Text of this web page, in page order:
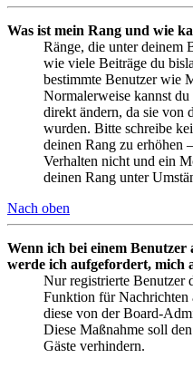
Was ist mein Rang und wie
Ränge, die unter deinem
wie viele Beiträge du
bestimmte Benutzer wie
Normalerweise kannst
direkt ändern, da sie von
wurden. Bitte schreibe
deinen Rang zu erhöhen
Verhalten nicht und ein
deinen Rang unter
Nach oben
Wenn ich bei einem
werde ich aufgefordert, mich
Nur registrierte Benutzer
Funktion für Nachrichten
diese von der Board-
Diese Maßnahme soll
Gäste verhindern.